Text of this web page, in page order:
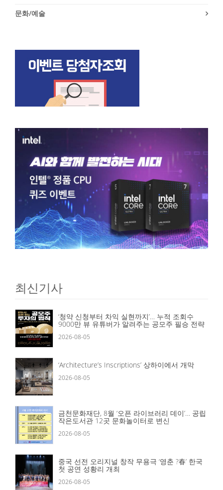
문화/예술
최신기사
‘청약 신청부터 차익 실현까지’… 누적 조회수
9000만 뷰 유튜버가 알려주는 공모주 필승 전략
2026-08-05
‘Architecture’s Inscriptions’ 상하이에서 개막
2026-08-05
금천문화재단, 8월 ‘오픈 라이브러리 데이’… 공립
작은도서관 12곳 문화놀이터로 변신
2026-08-05
중국 선전 오리지널 창작 무용극 ‘영춘 ?春’ 한국
첫 공연 성황리 개최
2026-08-05